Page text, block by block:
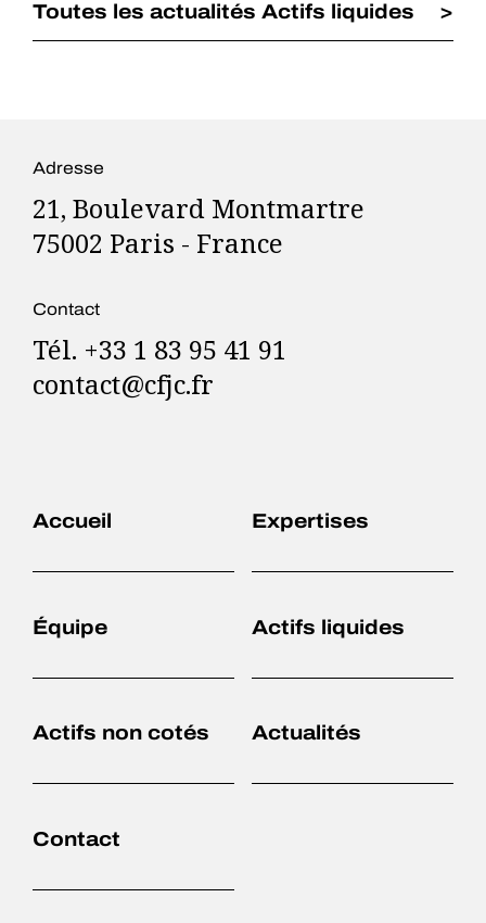
Accueil
Équipe
Toutes les actualités Actifs liquides
Adresse
21, Boulevard Montmartre
75002 Paris - France
Contact
Tél. +33 1 83 95 41 91
contact@cfjc.fr
Accueil Expertises
Équipe Actifs liquides
Actifs non cotés Actualités
Contact